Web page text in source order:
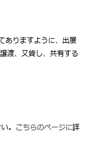
ありますように、出展
渡、又貸し、共有する
。 こちらのページに詳